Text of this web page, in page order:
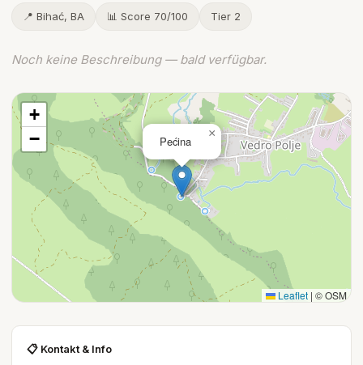
📍 Bihać, BA 📊 Score 70/100 Tier 2
Noch keine Beschreibung — bald verfügbar.
Pećina
×
+
−
Leaflet | © OSM
📋 Kontakt & Info